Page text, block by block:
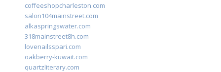
coffeeshopcharleston.com
salon104mainstreet.com
alkaspringswater.com
318mainstreet8h.com
lovenailsspari.com
oakberry-kuwait.com
quartzliterary.com